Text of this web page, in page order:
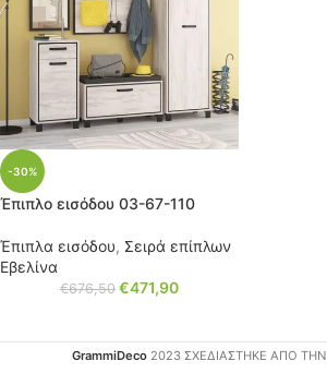
-30%
Έπιπλο εισόδου 03-67-110
Έπιπλα εισόδου, Σειρά επίπλων
Εβελίνα
€676,50 €471,90
GrammiDeco 2023 ΣΧΕΔΙΑΣΤΗΚΕ ΑΠΟ ΤΗΝ